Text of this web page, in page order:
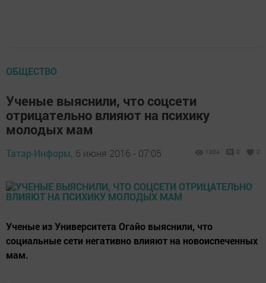
ОБЩЕСТВО
Ученые выяснили, что соцсети
отрицательно влияют на психику
молодых мам
Татар-Информ, 6 июня 2016 - 07:05 1304 0 0
Ученые из Университета Огайо выяснили, что
социальные сети негативно влияют на новоиспеченных
мам.